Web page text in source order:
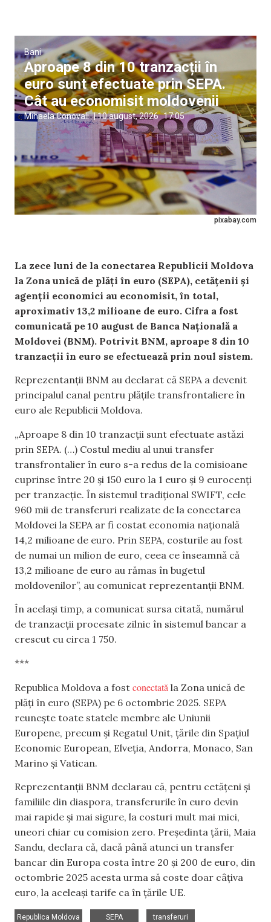
pixabay.com
Bani
Aproape 8 din 10 tranzacții în
euro sunt efectuate prin SEPA.
Cât au economisit moldovenii
Mihaela Conovali |10 august, 2026 17:05
La zece luni de la conectarea Republicii Moldova
la Zona unică de plăți în euro (SEPA), cetățenii și
agenții economici au economisit, în total,
aproximativ 13,2 milioane de euro. Cifra a fost
comunicată pe 10 august de Banca Națională a
Moldovei (BNM). Potrivit BNM, aproape 8 din 10
tranzacții în euro se efectuează prin noul sistem.
Reprezentanții BNM au declarat că SEPA a devenit
principalul canal pentru plățile transfrontaliere în
euro ale Republicii Moldova.
„Aproape 8 din 10 tranzacții sunt efectuate astăzi
prin SEPA. (…) Costul mediu al unui transfer
transfrontalier în euro s-a redus de la comisioane
cuprinse între 20 și 150 euro la 1 euro și 9 eurocenți
per tranzacție. În sistemul tradițional SWIFT, cele
960 mii de transferuri realizate de la conectarea
Moldovei la SEPA ar fi costat economia națională
14,2 milioane de euro. Prin SEPA, costurile au fost
de numai un milion de euro, ceea ce înseamnă că
13,2 milioane de euro au rămas în bugetul
moldovenilor”, au comunicat reprezentanții BNM.
În același timp, a comunicat sursa citată, numărul
de tranzacții procesate zilnic în sistemul bancar a
crescut cu circa 1 750.
***
Republica Moldova a fost conectată la Zona unică de
plăți în euro (SEPA) pe 6 octombrie 2025. SEPA
reunește toate statele membre ale Uniunii
Europene, precum și Regatul Unit, țările din Spațiul
Economic European, Elveția, Andorra, Monaco, San
Marino și Vatican.
Reprezentanții BNM declarau că, pentru cetățeni și
familiile din diaspora, transferurile în euro devin
mai rapide și mai sigure, la costuri mult mai mici,
uneori chiar cu comision zero. Președinta țării, Maia
Sandu, declara că, dacă până atunci un transfer
bancar din Europa costa între 20 și 200 de euro, din
octombrie 2025 acesta urma să coste doar câțiva
euro, la aceleași tarife ca în țările UE.
Republica Moldova
SEPA
transferuri